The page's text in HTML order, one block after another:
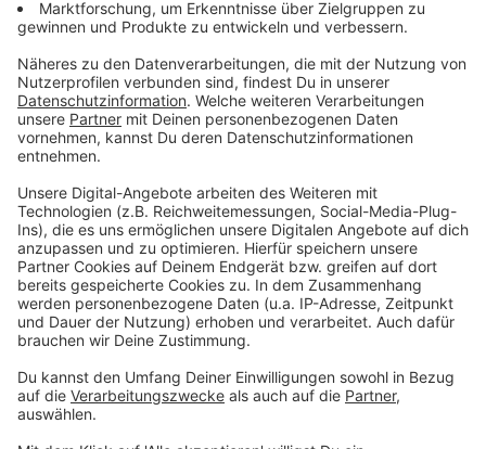
diese Themen wider. "Wir haben mehrere Songs
geschrieben, die von der Zeit handeln, über die ich im
Buch erzähle", erklärt Garvey. "Take This Heart"
beschreibt die Beziehung zu einer Person und die
Möglichkeit, besondere Momente durch Erinnerungen
immer wieder zu erleben. Musikalisch greift der Song
Garveys irische Wurzeln auf - mit Geige und einer
unverwechselbaren Energie.
Anzeige
Wir benötigen Ihre
Zustimmung, um den YouTube
Video-Service zu laden!